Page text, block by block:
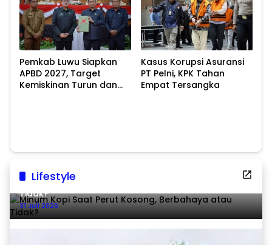
Pemkab Luwu Siapkan
APBD 2027, Target
Kemiskinan Turun dan
Kasus Korupsi Asuransi
PT Pelni, KPK Tahan
Empat Tersangka
Lifestyle
Minum Kopi Saat Perut Kosong, Berbahaya atau
Tidak?
31 Juli 2026